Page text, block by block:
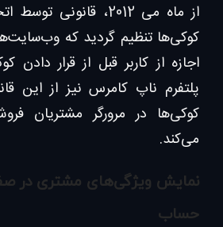
از ماه می 2012، قانونی
کوکی‌ها تنظیم گردید که
اجازه از کاربر قبل از قرار دادن
پلتفرم ناپ کامرس نیز از این
کوکی‌ها در مرورگر مشتریان
می‌کند.
نمایش ویژگی‌های مشتری در
حساب